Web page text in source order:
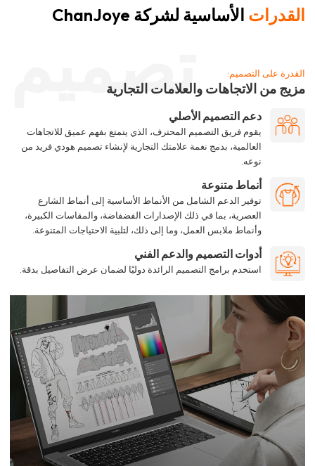
القدرات الأساسية لشركة ChanJoye
تصميم القدرة على التصميم:
مزيج من الاتجاهات والعلامات التجارية
دعم التصميم الأصلي
يقوم فريق التصميم المحترف، الذي يتمتع بفهم عميق للاتجاهات
العالمية، بدمج نغمة علامتك التجارية لإنشاء تصميم هودي فريد من
نوعه.
أنماط متنوعة
توفير الدعم الشامل من الأنماط الأساسية إلى أنماط الشارع
العصرية، بما في ذلك الإصدارات الفضفاضة، والمقاسات الكبيرة،
وأنماط ملابس العمل، وما إلى ذلك، لتلبية الاحتياجات المتنوعة.
أدوات التصميم والدعم الفني
استخدم برامج التصميم الرائدة دوليًا لضمان عرض التفاصيل بدقة.